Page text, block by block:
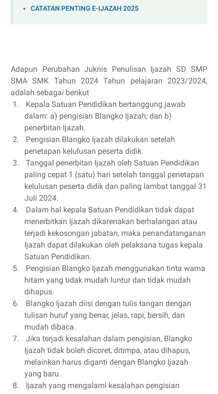
CATATAN PENTING E-IJAZAH 2025
Adapun Perubahan Juknis Penulisan Ijazah SD SMP
SMA SMK Tahun 2024 Tahun pelajaran 2023/2024,
adalah sebagai berikut
1.
Kepala Satuan Pendidikan bertanggung jawab
dalam: a) pengisian Blangko Ijazah; dan b)
penerbitan Ijazah.
2.
Pengisian Blangko Ijazah dilakukan setelah
penetapan kelulusan peserta didik.
3.
Tanggal penerbitan Ijazah oleh Satuan Pendidikan
paling cepat 1 (satu) hari setelah tanggal penetapan
kelulusan peserta didik dan paling lambat tanggal 31
Juli 2024.
4.
Dalam hal kepala Satuan Pendidikan tidak dapat
menerbitkan Ijazah dikarenakan berhalangan atau
terjadi kekosongan jabatan, maka penandatanganan
Ijazah dapat dilakukan oleh pelaksana tugas kepala
Satuan Pendidikan.
5.
Pengisian Blangko Ijazah menggunakan tinta warna
hitam yang tidak mudah luntur dan tidak mudah
dihapus.
6.
Blangko Ijazah diisi dengan tulis tangan dengan
tulisan huruf yang benar, jelas, rapi, bersih, dan
mudah dibaca.
7.
Jika terjadi kesalahan dalam pengisian, Blangko
Ijazah tidak boleh dicoret, ditimpa, atau dihapus,
melainkan harus diganti dengan Blangko Ijazah
yang baru.
8.
Ijazah yang mengalami kesalahan pengisian